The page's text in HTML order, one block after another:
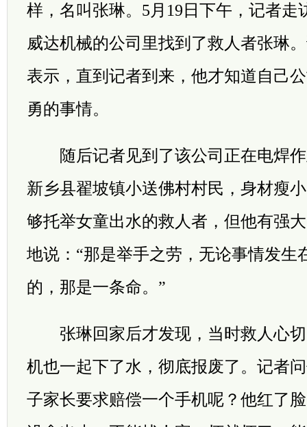
样，名叫张琳。5月19日下午，记者走
威达机械的公司里找到了救人者张琳
表示，直到记者到来，他才知道自己
勇的事情。
随后记者见到了该公司正在电焊作
新乡县翟坡镇小送佛村村民，身材瘦
够托举女童出水的救人者，但他有强
地说：“那是举手之劳，无论事情发生
的，那是一条命。”
张琳回家后才发现，当时救人心切
机也一起下了水，彻底报废了。记者
子家长要求赔偿一个手机呢？他红了